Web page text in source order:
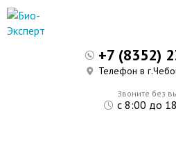
Звоните без
с 8:00 до
+7 (8352)
Телефон в